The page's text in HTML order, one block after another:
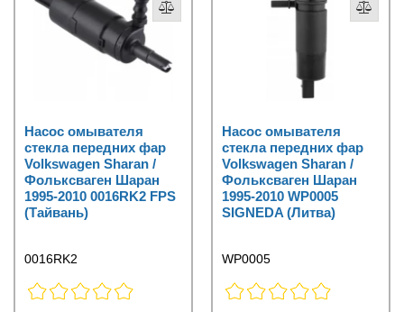
Насос омывателя
стекла передних фар
Volkswagen Sharan /
Фольксваген Шаран
1995-2010 0016RK2 FPS
(Тайвань)
0016RK2
Насос омывателя
стекла передних фар
Volkswagen Sharan /
Фольксваген Шаран
1995-2010 WP0005
SIGNEDA (Литва)
WP0005